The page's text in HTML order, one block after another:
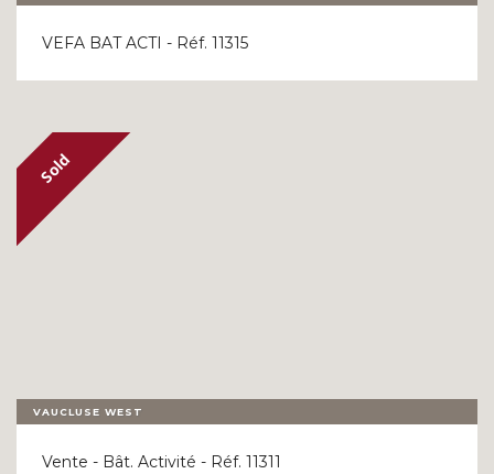
VEFA BAT ACTI - Réf. 11315
VAUCLUSE WEST
Vente - Bât. Activité - Réf. 11311